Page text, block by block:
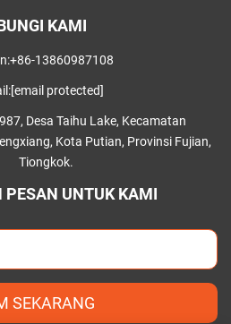
KAMI
+86-13860987108
[email protected]
Desa Taihu Lake, Kecamatan
Kota Putian, Provinsi Fujian,
Tiongkok.
PESAN UNTUK KAMI
SEKARANG